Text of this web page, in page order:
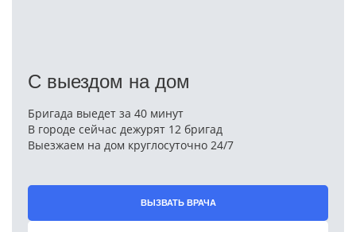
С выездом на дом
Бригада выедет за 40 минут
В городе сейчас дежурят 12 бригад
Выезжаем на дом круглосуточно 24/7
ВЫЗВАТЬ ВРАЧА